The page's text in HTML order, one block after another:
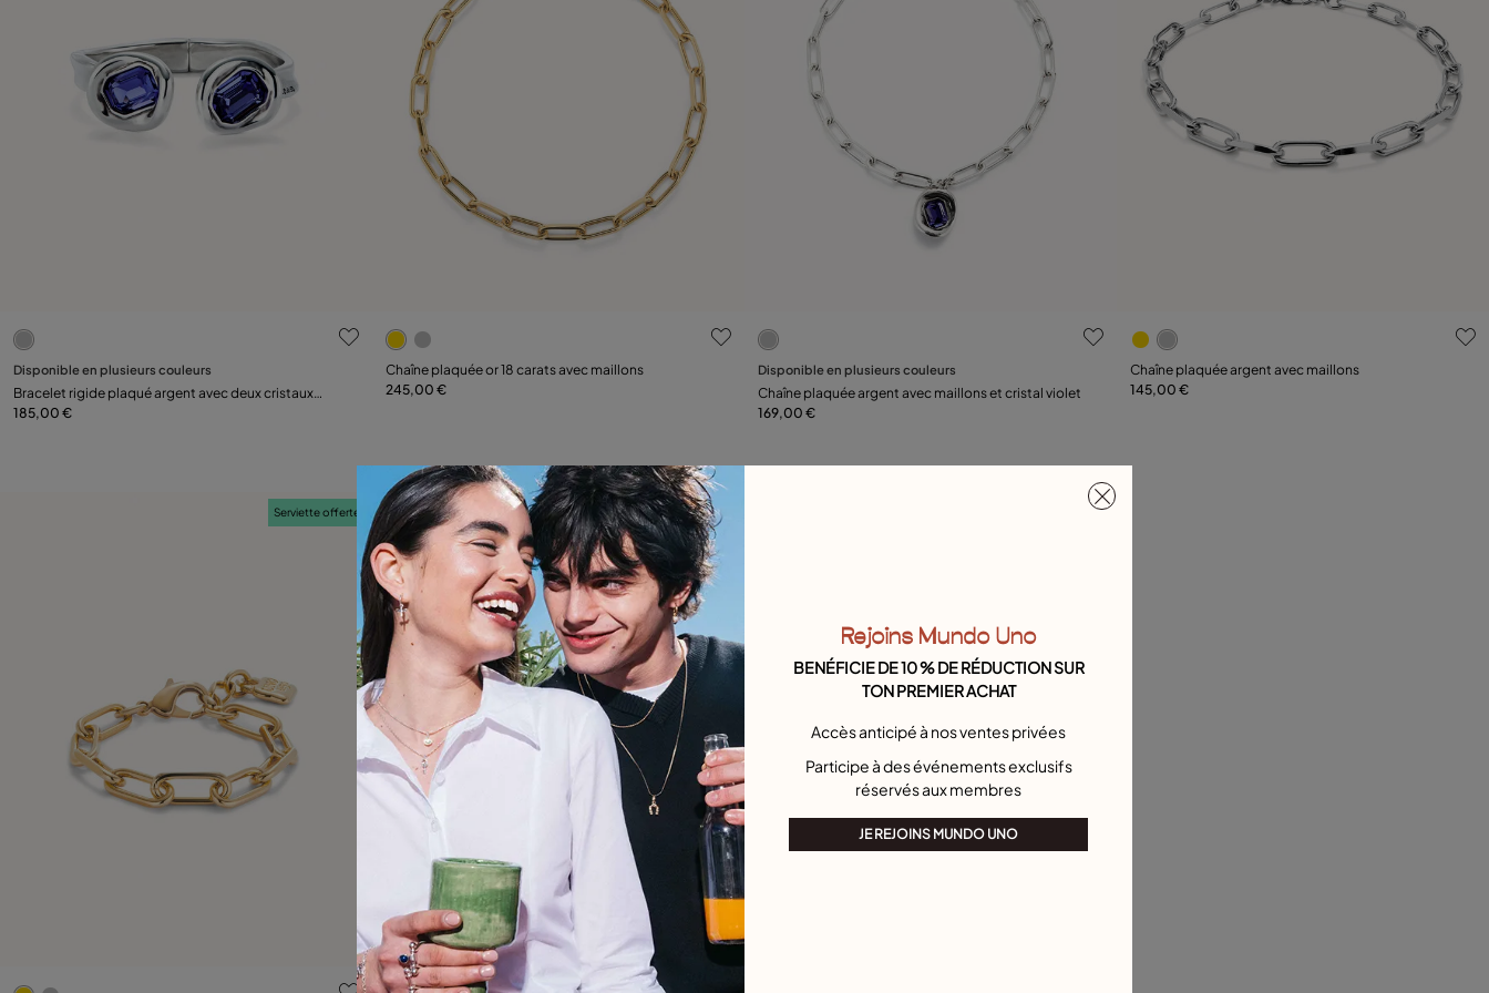
5 sur 5 Evaluation des clients
Sélectionnez la taille
M L
Disponible en plusieurs couleurs
Bracelet rigide plaqué argent avec deux cristaux
violets
185,00 €
5 sur 5 Evaluation des clients
Chaîne plaquée or 18 carats avec maillons
245,00 €
3,2 sur 5 Evaluation des clients
Ajouter au panier
Disponible en plusieurs couleurs
Chaîne plaquée argent avec maillons et cristal violet
169,00 €
4,7 sur 5 Evaluation des clients
Chaîne plaquée argent avec maillons
145,00 €
5 sur 5 Evaluation des clients
Serviette offerte
3,1 sur 5 Evaluation des clients
Serviette offerte Serviette offerte
Rejoins Mundo Uno
BENÉFICIE DE 10 % DE RÉDUCTION SUR
TON PREMIER ACHAT
Accès anticipé à nos ventes privées
Participe à des événements exclusifs
réservés aux membres
JE REJOINS MUNDO UNO